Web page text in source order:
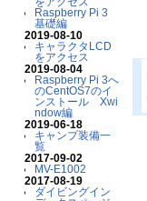
Raspberry Pi 3
基礎編
2019-08-10
キャラクタLCD
をアクセス
2019-08-04
Raspberry Pi 3へ
のCentOS7のイ
ンストール Xwi
ndow編
2019-06-18
キャンプ装備一
覧
2017-09-02
MV-E1002
2017-08-19
ダイビングイン